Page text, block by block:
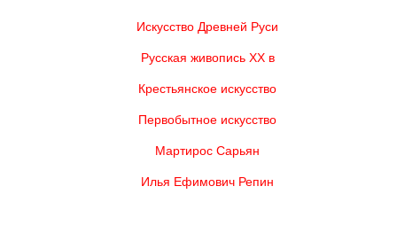
Искусство Древней Руси
Русская живопись XX в
Крестьянское искусство
Первобытное искусство
Мартирос Сарьян
Илья Ефимович Репин